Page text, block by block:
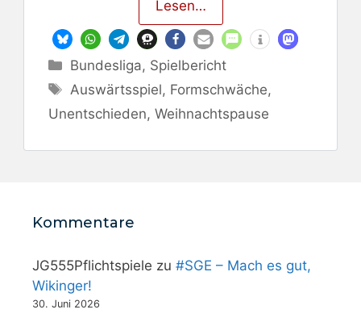
Lesen…
Kategorien
Bundesliga, Spielbericht
Schlagwörter
Auswärtsspiel, Formschwäche,
Unentschieden, Weihnachtspause
Kommentare
JG555Pflichtspiele zu #SGE – Mach es gut,
Wikinger!
30. Juni 2026